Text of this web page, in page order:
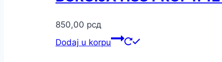
850,00 рсд
Dodaj u korpu